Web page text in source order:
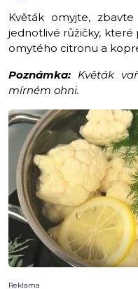
Květák omyjte,
jednotlivé růžičky,
omytého citronu a
Poznámka: Květák
mírném ohni.
Reklama